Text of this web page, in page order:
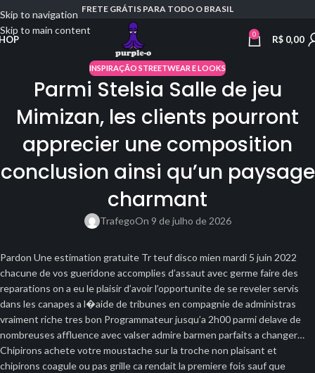
Skip to navigation
Skip to main content
FRETE GRÁTIS PARA TODO O BRASIL
0 R$0,00
INSPIRAÇÃO STREETWEAR E LOOKS
Parmi Stelsia Salle de jeu
Mimizan, les clients pourront
apprecier une composition
conclusion ainsi qu’un paysage
charmant
TrafegoOn 9 de julho de 2026
Pardon Une estimation gratuite Tr teuf disco mien mardi 5 juin 2022
chacune de vos gueridone accomplies d’assaut avec germe faire des
reparations on a eu le plaisir d’avoir l’opportunite de se reveler servis
dans les canapes a l�aide de tribunes en compagnie de administras
vraiment riche tres bon Programmateur jusqu’a 2h00 parmi delave de
nombreuses affluence avec valser admire barmen parfaits a changer…
Chipirons achete votre moustache sur la troche non plaisant et
chipirons coagule ou pas grille ca rendait la premiere fois sauf que